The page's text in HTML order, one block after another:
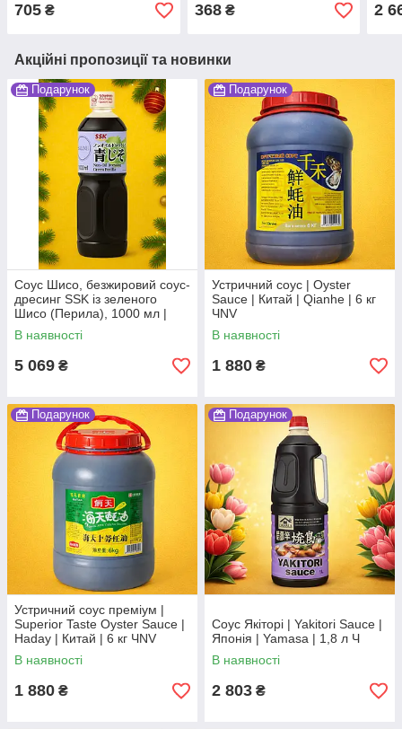
705 ₴ 368₴ 2
Акційні пропозиції та новинки
Подарунок
Соус Шисо, безжировий соус-
дресинг SSK із зеленого
Шисо (Перила), 1000 мл |
Non-Oil Dressing Green Perilla
(Ao-jiso) | SSK | 1л,Ю
В наявності
5 069 ₴
Подарунок
Устричний соус | Oyster
Sauce | Китай | Qianhe | 6 кг
ЧNV
В наявності
1 880 ₴
Подарунок
Устричний соус преміум |
Superior Taste Oyster Sauce |
Haday | Китай | 6 кг ЧNV
В наявності
1 880 ₴
Подарунок
Соус Якіторі | Yakitori Sauce |
Японія | Yamasa | 1,8 л Ч
В наявності
2 803 ₴